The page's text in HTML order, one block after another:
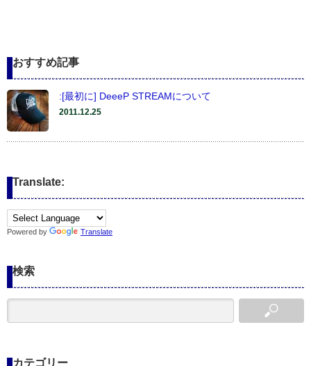
おすすめ記事
:[最初に] DeeeP STREAMについて
2011.12.25
Translate:
Powered by Translate
検索
カテゴリー